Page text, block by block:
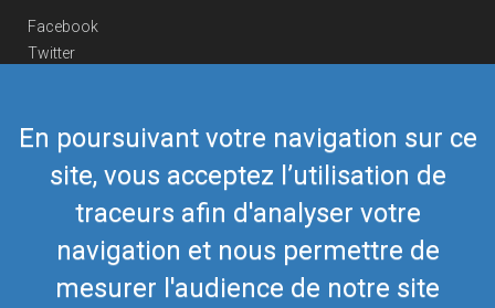
En poursuivant votre navigation sur ce
site, vous acceptez l’utilisation de
traceurs afin d'analyser votre
navigation et nous permettre de
mesurer l'audience de notre site
Facebook
Twitter
Telegram
Nous contacter
Téléphone Europe +352 26441835
Téléphone US/Canada
418-592-8862
airmate@airmate.aero
(c) Myriel Aviation SA